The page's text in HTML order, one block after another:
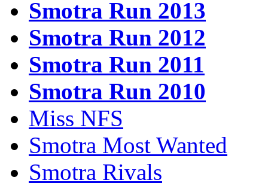
Smotra Run 2013
Smotra Run 2012
Smotra Run 2011
Smotra Run 2010
Miss NFS
Smotra Most Wanted
Smotra Rivals